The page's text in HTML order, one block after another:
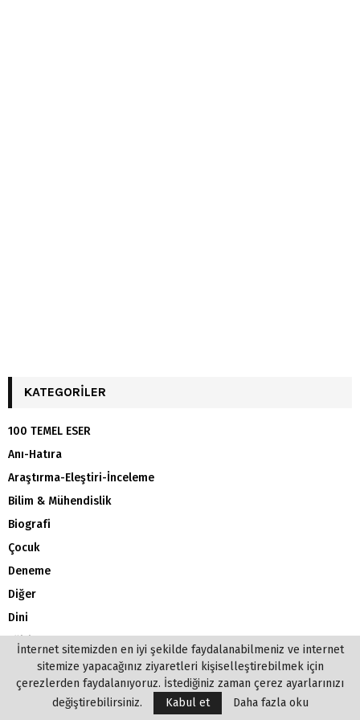
KATEGORILER
100 TEMEL ESER
Anı-Hatıra
Araştırma-Eleştiri-İnceleme
Bilim & Mühendislik
Biografi
Çocuk
Deneme
Diğer
Dini
Eğitim
Felsefe-Sosyoloji-Psikoloji
Hikaye – Öykü
İnternet sitemizden en iyi şekilde faydalanabilmeniz ve internet
sitemize yapacağınız ziyaretleri kişiselleştirebilmek için
çerezlerden faydalanıyoruz. İstediğiniz zaman çerez ayarlarınızı
değiştirebilirsiniz.
Kabul et Daha fazla oku